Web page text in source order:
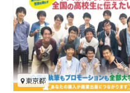
machi-ya コミュニティ
東京都